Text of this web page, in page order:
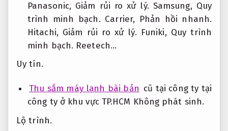
Panasonic, Giảm rủi ro xử lý. Samsung, Quy
trình minh bạch. Carrier, Phản hồi nhanh.
Hitachi, Giảm rủi ro xử lý. Funiki, Quy trình
minh bạch. Reetech…
Uy tín.
Thu sắm máy lạnh bài bản cũ tại công ty tại
công ty ở khu vực TP.HCM Không phát sinh.
Lộ trình.